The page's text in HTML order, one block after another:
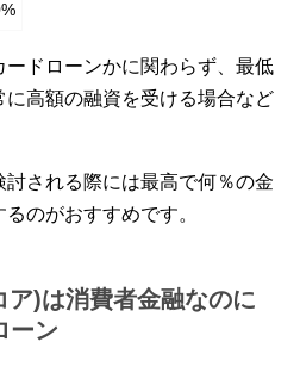
ドローンかに関わらず、最低
高額の融資を受ける場合など
される際には最高で何％の金
のがおすすめです。
)は消費者金融なのに
ーン